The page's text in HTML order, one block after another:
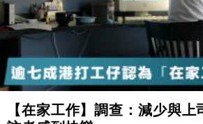
【在家工作】調查：減少與